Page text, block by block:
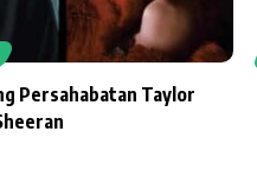
Persahabatan Taylor